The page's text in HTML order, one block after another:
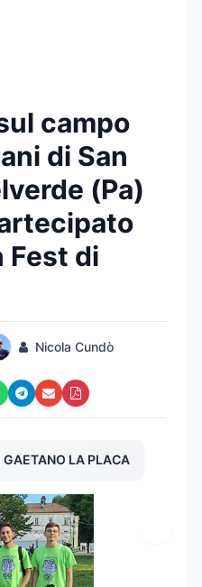
campo
di San
(Pa)
Fest di
Nicola Cundò
GAETANO LA PLACA